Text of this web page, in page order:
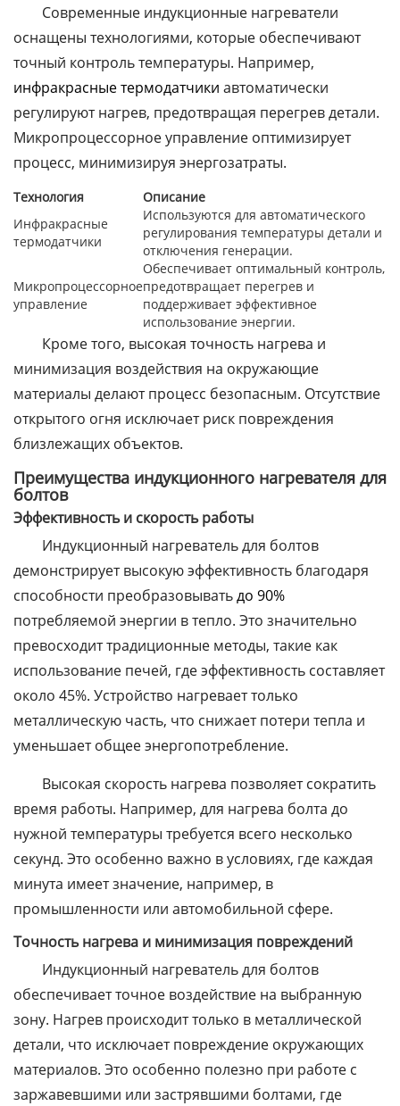
Современные индукционные нагреватели
оснащены технологиями, которые обеспечивают
точный контроль температуры. Например,
инфракрасные термодатчики автоматически
регулируют нагрев, предотвращая перегрев детали.
Микропроцессорное управление оптимизирует
процесс, минимизируя энергозатраты.
Технология
Описание
Инфракрасные
термодатчики
Используются для автоматического
регулирования температуры детали и
отключения генерации.
Микропроцессорное
управление
Обеспечивает оптимальный контроль,
предотвращает перегрев и
поддерживает эффективное
использование энергии.
Кроме того, высокая точность нагрева и
минимизация воздействия на окружающие
материалы делают процесс безопасным. Отсутствие
открытого огня исключает риск повреждения
близлежащих объектов.
Преимущества индукционного нагревателя для
болтов
Эффективность и скорость работы
Индукционный нагреватель для болтов
демонстрирует высокую эффективность благодаря
способности преобразовыватьдо 90%
потребляемой энергии в тепло. Это значительно
превосходит традиционные методы, такие как
использование печей, где эффективность составляет
около 45%. Устройство нагревает только
металлическую часть, что снижает потери тепла и
уменьшает общее энергопотребление.
Высокая скорость нагрева позволяет сократить
время работы. Например, для нагрева болта до
нужной температуры требуется всего несколько
секунд. Это особенно важно в условиях, где каждая
минута имеет значение, например, в
промышленности или автомобильной сфере.
Точность нагрева и минимизация повреждений
Индукционный нагреватель для болтов
обеспечивает точное воздействие на выбранную
зону. Нагрев происходит только в металлической
детали, что исключает повреждение окружающих
материалов. Это особенно полезно при работе с
заржавевшими или застрявшими болтами, где